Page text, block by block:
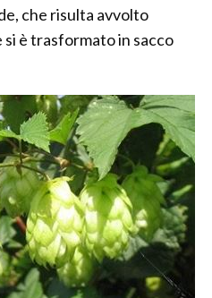
che risulta avvolto
è trasformato in sacco